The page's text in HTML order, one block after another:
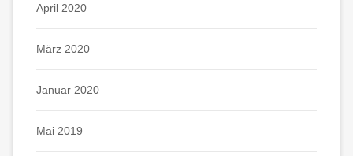
April 2020
März 2020
Januar 2020
Mai 2019